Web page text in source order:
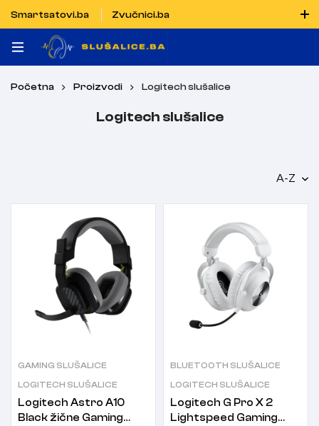
Smartsatovi.ba
Zvučnici.ba
Naručiti možete i porukom putem Vibera i WhatsAppa
Početna Proizvodi Logitech slušalice
Logitech slušalice
A-Z
GAMING SLUŠALICE
LOGITECH SLUŠALICE
Logitech Astro A10
Black žične Gaming
BLUETOOTH SLUŠALICE
LOGITECH SLUŠALICE
Logitech G Pro X 2
Lightspeed Gaming